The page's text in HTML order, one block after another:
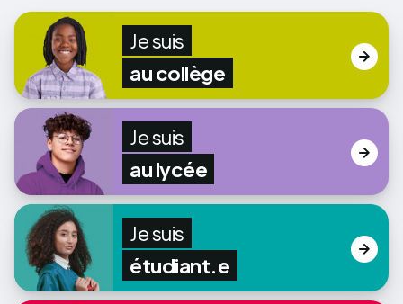
Je suis
au collège
Je suis
au lycée
Je suis
étudiant.e